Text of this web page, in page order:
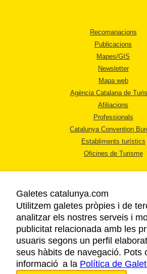
Recomanacions
Publicacions
Mapes/GIS
Newsletter
Mapa web
Agència Catalana de
Afiliacions
Professionals
Catalunya Convention
Establiments turístics
Oficines de Turisme
AVÍS LEGAL
POLÍTICA DE PRIVACITAT
COOKIES
ACCESSIBILITAT
Galetes catalunya.com
Utilitzem galetes pròpies i de
analitzar els nostres serveis i
publicitat relacionada amb les
usuaris segons un perfil
seus hàbits de navegació. Pots
informació a la Política de